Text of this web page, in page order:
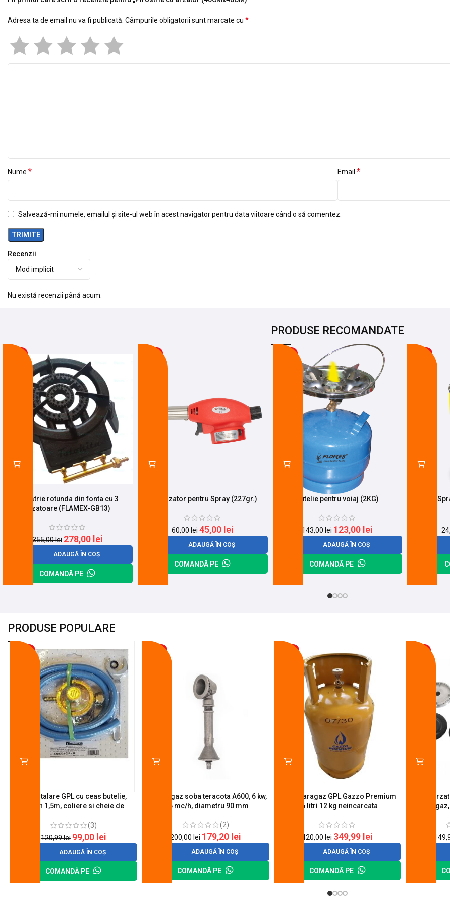
Recenzii
Nu există recenzii până acum.
Adresa ta de email nu va fi publicată. Câmpurile obligatorii sunt marcate cu *
Nume * Email *
Salvează-mi numele, emailul și site-ul web în acest navigator pentru data viitoare când o să comentez.
PRODUSE RECOMANDATE
Pirostrie rotunda din fonta cu 3
arzatoare (FLAMEX-GB13)
355,00lei 278,00 lei
ADAUGĂ ÎN COȘ
COMANDĂ PE
Cap arzator pentru Spray (227gr.)
60,00lei 45,00 lei
ADAUGĂ ÎN COȘ
COMANDĂ PE
Butelie pentru voiaj (2KG)
143,00lei 123,00 lei
ADAUGĂ ÎN COȘ
COMANDĂ PE
PRODUSE POPULARE
Kit instalare GPL cu ceas butelie,
furtun 1,5m, coliere si cheie de
(3)
120,99lei 99,00 lei
ADAUGĂ ÎN COȘ
COMANDĂ PE
Arzator gaz soba teracota A600, 6 kw,
0.6 mc/h, diametru 90 mm
(2)
200,00lei 179,20 lei
ADAUGĂ ÎN COȘ
COMANDĂ PE
Butelie aragaz GPL Gazzo Premium
26 litri 12 kg neincarcata
420,00lei 349,99 lei
ADAUGĂ ÎN COȘ
COMANDĂ PE
Set 4